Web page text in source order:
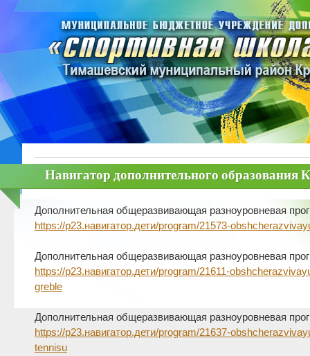
Навигатор дополнительного образования
Дополнительная общеразвивающая разноуровневая
https://р23.навигатор.дети/program/21573-
Дополнительная общеразвивающая разноуровневая
https://р23.навигатор.дети/program/21611-
greble
Дополнительная общеразвивающая разноуровневая
https://р23.навигатор.дети/program/21637-
tennisu